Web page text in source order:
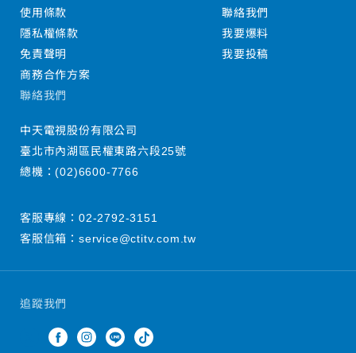
追蹤我們
使用條款
隱私權條款
免責聲明
商務合作方案
聯絡我們
我要爆料
我要投稿
聯絡我們
中天電視股份有限公司
臺北市內湖區民權東路六段25號
總機：(02)6600-7766
客服專線： 02-2792-3151
客服信箱： service@ctitv.com.tw